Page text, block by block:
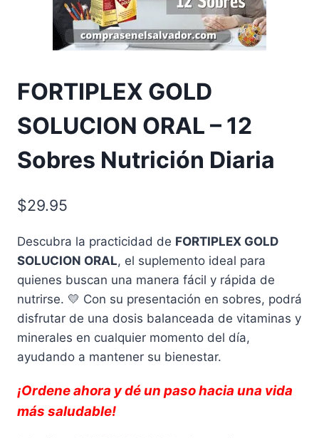
FORTIPLEX GOLD
SOLUCION ORAL – 12
Sobres Nutrición Diaria
$29.95
Descubra la practicidad de FORTIPLEX GOLD
SOLUCION ORAL, el suplemento ideal para
quienes buscan una manera fácil y rápida de
nutrirse. 💛 Con su presentación en sobres, podrá
disfrutar de una dosis balanceada de vitaminas y
minerales en cualquier momento del día,
ayudando a mantener su bienestar.
¡Ordene ahora y dé un paso hacia una vida
más saludable!